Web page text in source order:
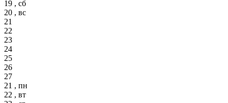
19 , сб
20 , вс
21
22
23
24
25
26
27
21 , пн
22 , вт